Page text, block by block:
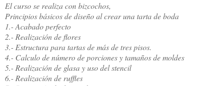
El curso se realiza con bizcochos,
Principios básicos de diseño al crear una tarta de boda
1.- Acabado perfecto
2.- Realización de flores
3.- Estructura para tartas de más de tres pisos.
4.- Calculo de número de porciones y tamaños de moldes
5.- Realización de glasa y uso del stencil
6.- Realización de ruffles